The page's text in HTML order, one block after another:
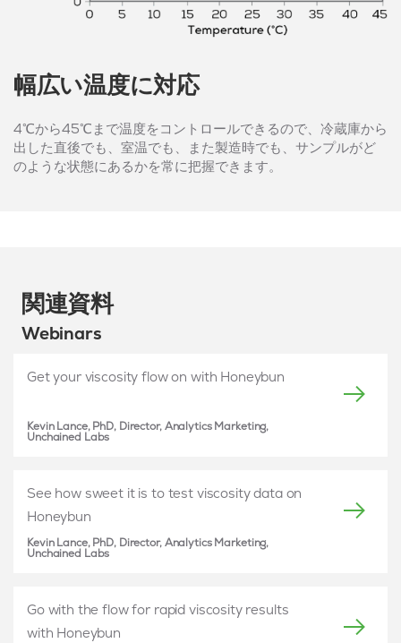
幅広い温度に対応
4℃から45℃まで温度をコントロールできるので、冷蔵庫から
出した直後でも、室温でも、また製造時でも、サンプルがど
のような状態にあるかを常に把握できます。
関連資料
Webinars
Get your viscosity flow on with Honeybun
Kevin Lance, PhD, Director, Analytics Marketing,
Unchained Labs
See how sweet it is to test viscosity data on
Honeybun
Kevin Lance, PhD, Director, Analytics Marketing,
Unchained Labs
Go with the flow for rapid viscosity results
with Honeybun